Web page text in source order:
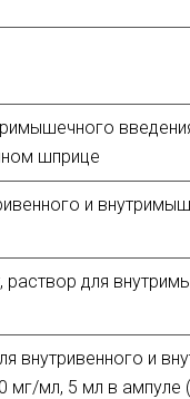
шприце
и
раствор для
внутривенного и
мг/мл, 5 мл в ампуле